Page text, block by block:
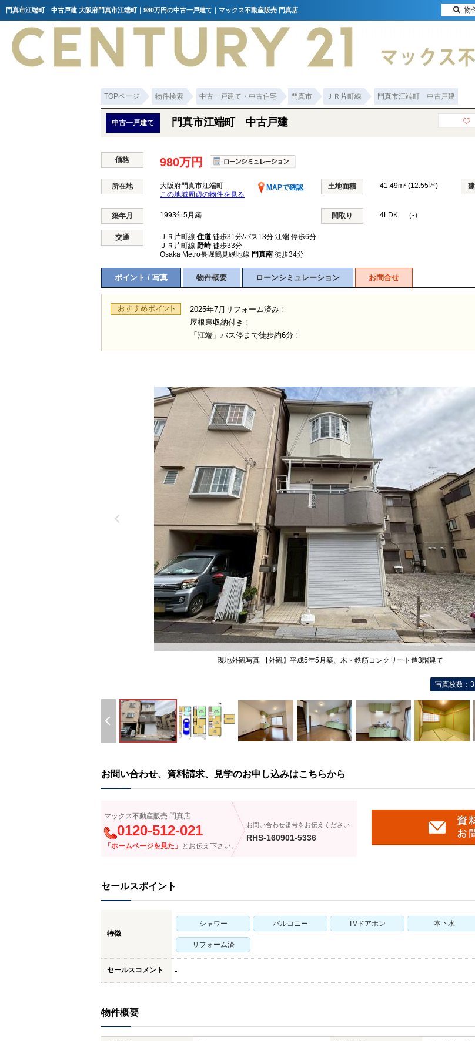
門真市江端町 中古戸建 大阪府門真市江端町｜980万円の中古一戸建て｜マックス不動産販売 門真店
TOPページ 物件検索 中古一戸建て・中古住宅 門真市 ＪＲ片町線 門真市江端町 中古戸建
中古一戸建て 門真市江端町 中古戸建
価格 980万円
所在地 大阪府門真市江端町
MAPで確認
この地域周辺の物件を見る
土地面積 41.49m² (12.55坪)
築年月 1993年5月築 間取り 4LDK （-）
交通 ＪＲ片町線 住道 徒歩31分/バス13分 江端 停歩6分
ＪＲ片町線 野崎 徒歩33分
Osaka Metro長堀鶴見緑地線 門真南 徒歩34分
ポイント / 写真 物件概要 ローンシミュレーション お問合せ
2025年7月リフォーム済み！
屋根裏収納付き！
「江端」バス停まで徒歩約6分！
現地外観写真 【外観】平成5年5月築、木・鉄筋コンクリート造3階建て
写真枚数：
お問い合わせ、資料請求、見学のお申し込みはこちらから
マックス不動産販売 門真店
0120-512-021
「ホームページを見た」 とお伝え下さい。
お問い合わせ番号をお伝えください
RHS-160901-5336
セールスポイント
特徴
シャワー バルコニー TVドアホン 本下水
リフォーム済
セールスコメント -
物件概要
物